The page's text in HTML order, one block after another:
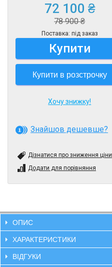
78 900 ₴
72 100 ₴
Поставка: під заказ
Купити
Купити в розстрочку
Хочу знижку!
Знайшов дешевше?
Дізнатися про зниження ціни
Додати для порівняння
ОПИС
ХАРАКТЕРИСТИКИ
ВІДГУКИ